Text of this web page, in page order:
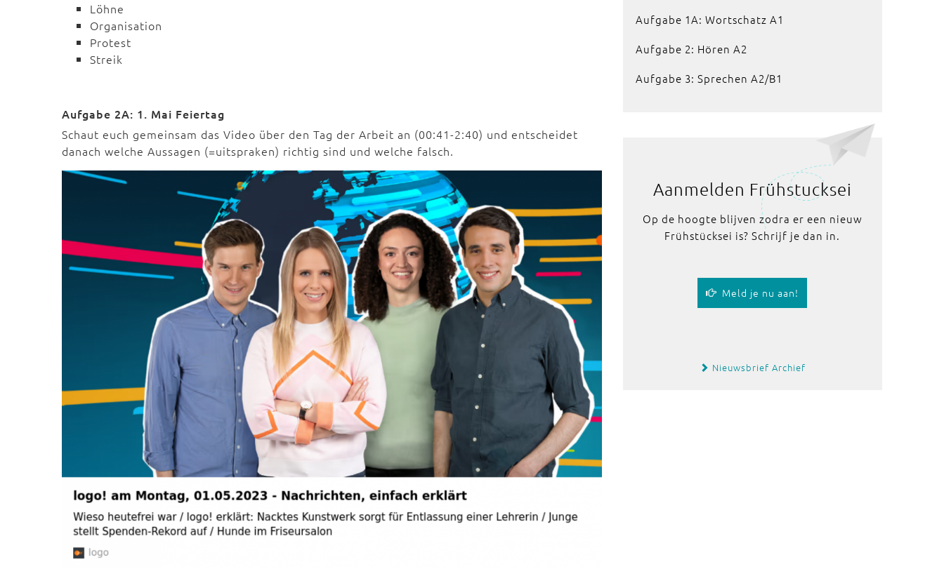
Löhne
Organisation
Protest
Streik
Aufgabe 2A: 1. Mai Feiertag
Schaut euch gemeinsam das Video über den Tag der Arbeit an (00:41-2:40) und entscheidet
danach welche Aussagen (=uitspraken) richtig sind und welche falsch.
Aufgabe 1A: Wortschatz A1
Aufgabe 2: Hören A2
Aufgabe 3: Sprechen A2/B1
Aanmelden Frühstucksei
Op de hoogte blijven zodra er een nieuw
Frühstücksei is? Schrijf je dan in.
Meld je nu aan!
Nieuwsbrief Archief